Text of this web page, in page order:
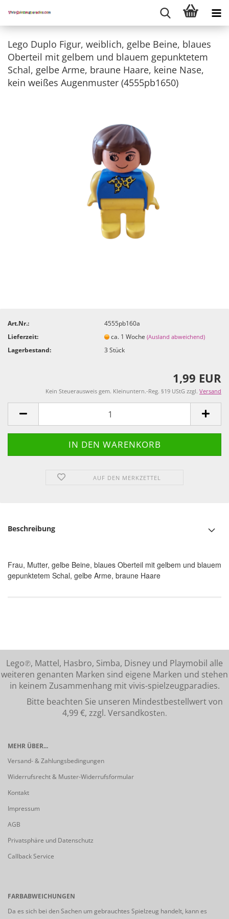
Lego Duplo Figur, weiblich, gelbe Beine, blaues
Oberteil mit gelbem und blauem gepunktetem
Schal, gelbe Arme, braune Haare, keine Nase,
kein weißes Augenmuster (4555pb1650)
Art.Nr.:
4555pb160a
Lieferzeit:
ca. 1 Woche(Ausland abweichend)
Lagerbestand: 3Stück
1,99 EUR
Kein Steuerausweis gem. Kleinuntern.-Reg. §19 UStG zzgl. Versand
AUF DEN MERKZETTEL
Beschreibung
Frau, Mutter, gelbe Beine, blaues Oberteil mit gelbem und blauem
gepunktetem Schal, gelbe Arme, braune Haare
Lego℗, Mattel, Hasbro, Simba, Disney und Playmobil alle
weiteren genanten Marken sind eigene Marken und stehen
in keinem Zusammenhang mit vivis-spielzeugparadies.
Bitte beachten Sie unseren Mindestbestellwert von
4,99 €, zzgl. Versandkosten.
MEHR ÜBER...
Versand- & Zahlungsbedingungen
Widerrufsrecht & Muster-Widerrufsformular
Kontakt
Impressum
AGB
Privatsphäre und Datenschutz
Callback Service
FARBABWEICHUNGEN
Da es sich bei den Sachen um gebrauchtes Spielzeug handelt, kann es